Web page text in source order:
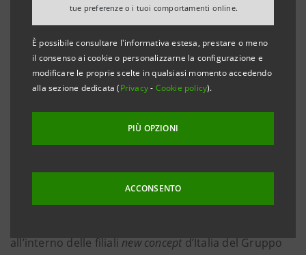
tue preferenze o i tuoi comportamenti online.
È possibile consultare l'informativa estesa, prestare o meno
il consenso ai cookie o personalizzarne la configurazione e
modificare le proprie scelte in qualsiasi momento accedendo
alla sezione dedicata (Privacy- Cookie policy).
PIÙ OPZIONI
ACCONSENTO
Milano, 13 dicembre 2019– Intesa Sanpaolo,main
di X Factor 2019, dà
appuntamento oggi alle
18 nella filiale di piazza Cordusio agli ammiratori del
talent showdi Sky prodotto da Fremantle per assistere
gratuitamente al concerto dal vivo dei finalisti di
questa edizione: i Booda, Davide Rossi, la Sierra e la
vincitrice, Sofia Tornambene.
Come da tradizione, lo spettacolo di questa sera nella
all’interno delle filialinew conceptd’Italia del Gruppo